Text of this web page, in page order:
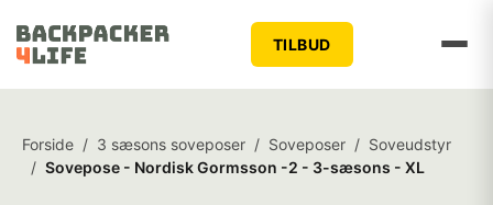
TILBUD
Forside / 3 sæsons soveposer / Soveposer / Soveudstyr
/ Sovepose - Nordisk Gormsson -2 - 3-sæsons - XL